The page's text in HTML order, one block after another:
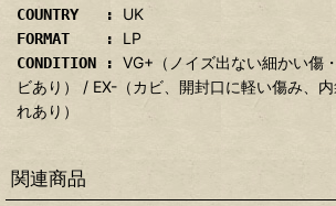
COUNTRY : UK
FORMAT : LP
CONDITION : VG+（ノイズ出ない細かい傷
ビあり） / EX-（カビ、開封口に軽い傷み、
れあり）
関連商品